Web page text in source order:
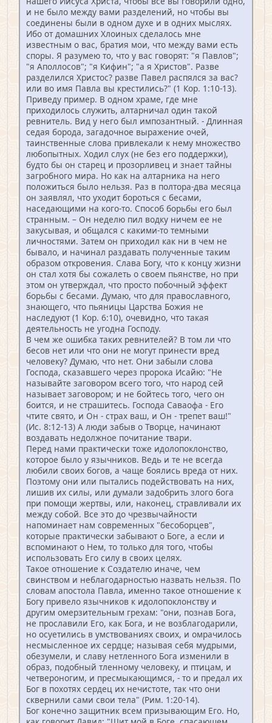
и не было между вами разделений, но чтобы вы
соединены были в одном духе и в одних мыслях.
Ибо от домашних Хлоиных сделалось мне
известным о вас, братия мои, что между вами есть
споры. Я разумею то, что у вас говорят: "я Павлов";
"я Аполлосов"; "я Кифин"; "а я Христов". Разве
разделился Христос? разве Павел распялся за вас?
или во имя Павла вы крестились?" (1 Кор. 1:10-13).
Приведу пример. В одном храме, где мне
приходилось служить, алтарничал один такой
ревнитель. Вид у него был импозантный. - Длинная
седая борода, загадочное выражение очей,
таинственные слова привлекали к нему множество
любопытных. Ходил слух (не без его поддержки),
будто бы он старец и прозорливец и знает тайны
загробного мира. Но как на алтарника на него
положиться было нельзя. Раз в полтора-два месяца
он заявлял, что уходит бороться с бесами,
наседающими на кого-то. Способ борьбы его был
странным. – Он неделю пил водку ничем ее не
закусывая, и общался с какими-то темными
личностями. Затем он приходил как ни в чем не
бывало, и начинал раздавать полученные таким
образом откровения. Слава Богу, что к концу жизни
он стал хотя бы сожалеть о своем пьянстве, но при
этом он утверждал, что просто побочный эффект
борьбы с бесами. Думаю, что для православного,
знающего, что пьяницы Царства Божия не
наследуют (1 Кор. 6:10), очевидно, что такая
деятельность не угодна Господу.
В чем же ошибка таких ревнителей? В том ли что
бесов нет или что они не могут принести вред
человеку? Думаю, что нет. Они забыли слова
Господа, сказавшего через пророка Исайю: "Не
называйте заговором всего того, что народ сей
называет заговором; и не бойтесь того, чего он
боится, и не страшитесь. Господа Саваофа - Его
чтите свято, и Он - страх ваш, и Он - трепет ваш!"
(Ис. 8:12-13) А люди забыв о Творце, начинают
воздавать недолжное почитание твари.
Перед нами практически тоже идолопоклонство,
которое было у язычников. Ведь и те не всегда
любили своих богов, а чаще боялись вреда от них.
Поэтому они или пытались подействовать на них,
лишив их силы, или думали задобрить злого бога
при помощи жертвы, или, наконец, стравливали их
между собой. Все это до чрезвычайности
напоминает нам современных "бесоборцев",
которые практически забывают о Боге, а если и
вспоминают о Нем, то только для того, чтобы
использовать Его силу в своих целях.
Такое отношение к Создателю иначе, чем
свинством и неблагодарностью назвать нельзя. По
словам апостола Павла, именно такое отношение к
Богу привело язычников к идолопоклонству и
другим омерзительным грехам: "они, познав Бога,
не прославили Его, как Бога, и не возблагодарили,
но осуетились в умствованиях своих, и омрачилось
несмысленное их сердце; называя себя мудрыми,
обезумели, и славу нетленного Бога изменили в
образ, подобный тленному человеку, и птицам, и
четвероногим, и пресмыкающимся, - то и предал их
Бог в похотях сердец их нечистоте, так что они
сквернили сами свои тела" (Рим. 1:20-14).
Бог конечно защитник всем призывающим Его. Но,